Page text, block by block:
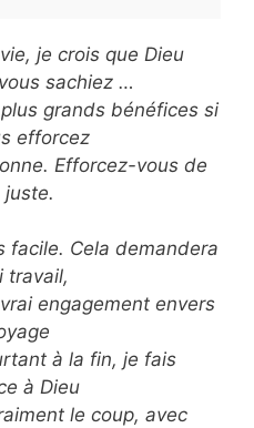
je crois que Dieu
sachiez …
grands bénéfices si
efforcez
Efforcez-vous de
juste.
facile. Cela demandera
travail,
engagement envers
à la fin, je fais
à Dieu
le coup, avec